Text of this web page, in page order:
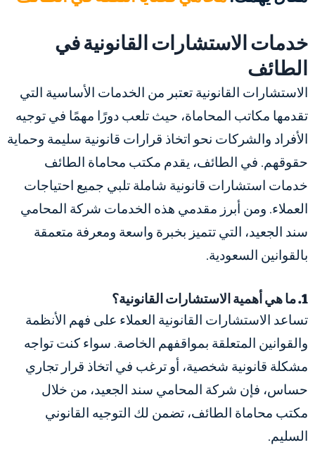
خدمات الاستشارات القانونية في
الطائف
الاستشارات القانونية تعتبر من الخدمات الأساسية التي
تقدمها مكاتب المحاماة، حيث تلعب دورًا مهمًا في توجيه
الأفراد والشركات نحو اتخاذ قرارات قانونية سليمة وحماية
حقوقهم. في الطائف، يقدم مكتب محاماة الطائف
خدمات استشارات قانونية شاملة تلبي جميع احتياجات
العملاء. ومن أبرز مقدمي هذه الخدمات شركة المحامي
سند الجعيد، التي تتميز بخبرة واسعة ومعرفة متعمقة
بالقوانين السعودية.
1. ما هي أهمية الاستشارات القانونية؟
تساعد الاستشارات القانونية العملاء على فهم الأنظمة
والقوانين المتعلقة بمواقفهم الخاصة. سواء كنت تواجه
مشكلة قانونية شخصية، أو ترغب في اتخاذ قرار تجاري
حساس، فإن شركة المحامي سند الجعيد، من خلال
مكتب محاماة الطائف، تضمن لك التوجيه القانوني
السليم.